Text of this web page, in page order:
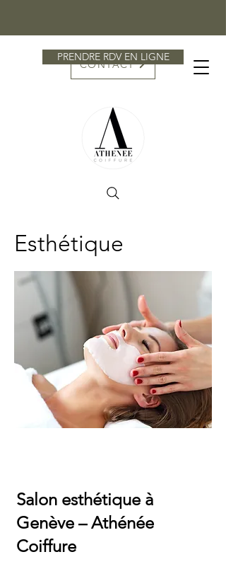
CONTACT
PRENDRE RDV EN LIGNE
Esthétique
Salon esthétique à
Genève – Athénée
Coiffure